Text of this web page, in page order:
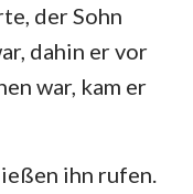
der Sohn
dahin er vor
war, kam er
ihn rufen.